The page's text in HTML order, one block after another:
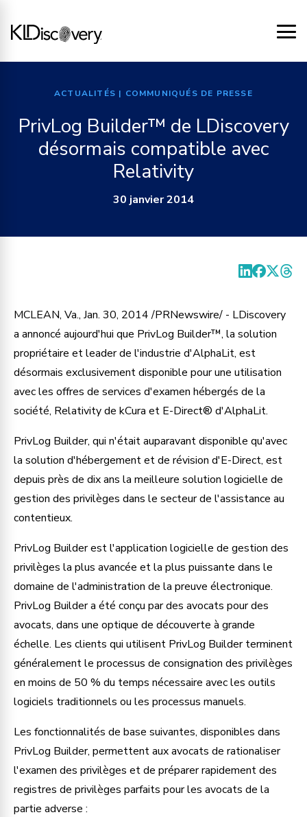
ACTUALITÉS | COMMUNIQUÉS DE PRESSE
PrivLog Builder™ de LDiscovery
désormais compatible avec
Relativity
30 janvier 2014
MCLEAN, Va., Jan. 30, 2014 /PRNewswire/ - LDiscovery
a annoncé aujourd'hui que PrivLog Builder™, la solution
propriétaire et leader de l'industrie d'AlphaLit, est
désormais exclusivement disponible pour une utilisation
avec les offres de services d'examen hébergés de la
société, Relativity de kCura et E-Direct® d'AlphaLit.
PrivLog Builder, qui n'était auparavant disponible qu'avec
la solution d'hébergement et de révision d'E-Direct, est
depuis près de dix ans la meilleure solution logicielle de
gestion des privilèges dans le secteur de l'assistance au
contentieux.
PrivLog Builder est l'application logicielle de gestion des
privilèges la plus avancée et la plus puissante dans le
domaine de l'administration de la preuve électronique.
PrivLog Builder a été conçu par des avocats pour des
avocats, dans une optique de découverte à grande
échelle. Les clients qui utilisent PrivLog Builder terminent
généralement le processus de consignation des privilèges
en moins de 50 % du temps nécessaire avec les outils
logiciels traditionnels ou les processus manuels.
Les fonctionnalités de base suivantes, disponibles dans
PrivLog Builder, permettent aux avocats de rationaliser
l'examen des privilèges et de préparer rapidement des
registres de privilèges parfaits pour les avocats de la
partie adverse :